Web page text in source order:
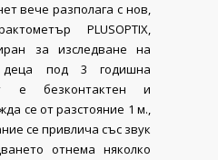
вече разполага с нов,
PLUSOPTIX,
за изследване на
деца под 3 годишна
е безконтактен и
се от разстояние 1 м.,
се привлича със звук
отнема няколко